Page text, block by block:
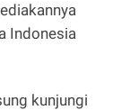
Indonesia
kunjungi